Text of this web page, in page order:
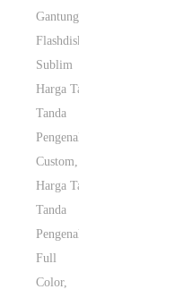
Gantungan
Flashdisk
Sublim
Harga Tali
Tanda
Pengenal
Custom
Harga Tali
Tanda
Pengenal
Full
Color,